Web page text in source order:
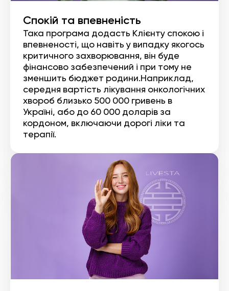
Cпокій та впевненість
Така програма додасть Клієнту спокою і
впевненості, що навіть у випадку якогось
критичного захворювання, він буде
фінансово забезпечений і при тому не
зменшить бюджет родини.Наприклад,
середня вартість лікування онкологічних
хвороб близько 500 000 гривень в
Україні, або до 60 000 доларів за
кордоном, включаючи дорогі ліки та
терапії.